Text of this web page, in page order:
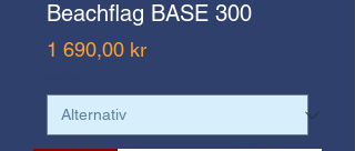
Beachflag BASE 300
Pris
1 690,00 kr